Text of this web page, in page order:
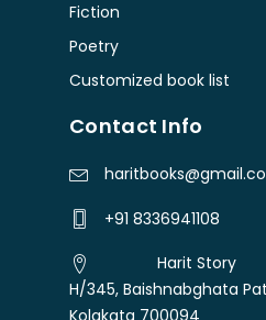
Fiction
Poetry
Customized book list
Contact Info
+91 8336941108
Harit Story
H/345, Baishnabghata
Kolakata 700094